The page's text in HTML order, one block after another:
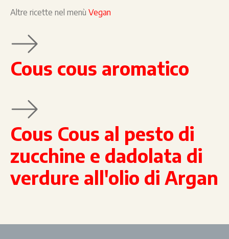
Altre ricette nel menù Vegan
Cous cous aromatico
Cous Cous al pesto di
zucchine e dadolata di
verdure all'olio di Argan